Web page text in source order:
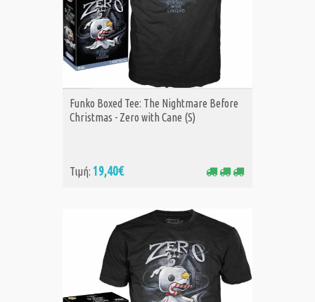
ΑΓΟΡΑ
Funko Boxed Tee: The Nightmare Before
Christmas - Zero with Cane (S)
Τιμή: 19,40€